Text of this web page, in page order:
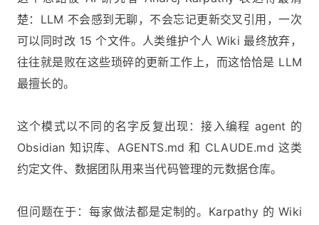
楚：LLM 不会感到无聊，不会忘记更新交叉引用，一次
可以同时改 15 个文件。人类维护个人 Wiki 最终放弃，
往往就是败在这些琐碎的更新工作上，而这恰恰是 LLM
最擅长的。
这个模式以不同的名字反复出现：接入编程 agent 的
Obsidian 知识库、AGENTS.md 和 CLAUDE.md 这类
约定文件、数据团队用来当代码管理的元数据仓库。
但问题在于：每家做法都是定制的。Karpathy 的 Wiki